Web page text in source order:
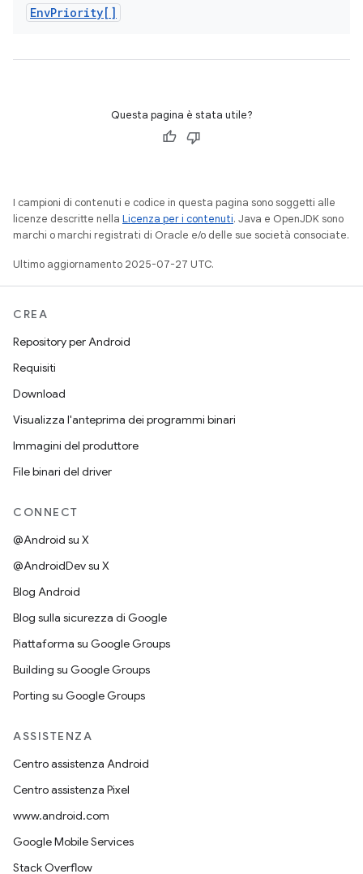
EnvPriority[]
Questa pagina è stata utile?
I campioni di contenuti e codice in questa pagina sono soggetti alle
licenze descritte nella Licenza per i contenuti. Java e OpenJDK sono
marchi o marchi registrati di Oracle e/o delle sue società consociate.
Ultimo aggiornamento 2025-07-27 UTC.
CREA
Repository per Android
Requisiti
Download
Visualizza l'anteprima dei programmi binari
Immagini del produttore
File binari del driver
CONNECT
@Android su X
@AndroidDev su X
Blog Android
Blog sulla sicurezza di Google
Piattaforma su Google Groups
Building su Google Groups
Porting su Google Groups
ASSISTENZA
Centro assistenza Android
Centro assistenza Pixel
www.android.com
Google Mobile Services
Stack Overflow